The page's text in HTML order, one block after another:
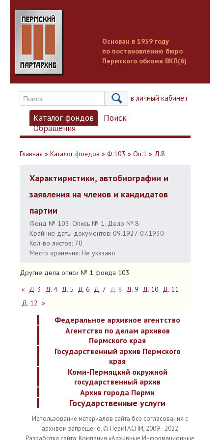
Основан в 1939 году
по постановлению бюро
Пермского обкома ВКП(б)
Вход в личный кабинет
Каталог фондов
Поиск
Обращения
Главная » Каталог фондов » Ф.103 » Оп.1 » Д.8
Характиристики, автобиографии и
заявления на членов и кандидатов
партии
Фонд № 103. Опись № 1. Дело № 8
Крайние даты документов: 09.1927-07.1930
Кол-во листов: 70
Место хранения: Не указано
Другие дела описи № 1 фонда 103
« Д. 3 Д. 4 Д. 5 Д. 6 Д. 7 Д. 8 Д. 9 Д. 10 Д. 11
Д. 12 »
Федеральное архивное агентство
Агентство по делам архивов
Пермского края
Государственный архив Пермского
края
Коми-Пермяцкий окружной
государственный архив
Архив города Перми
Государственные услуги
Использование материалов сайта без согласования с
архивом запрещено. © ПермГАСПИ, 2009–2022
Разработка сайта: Компания «Архивные Информационные